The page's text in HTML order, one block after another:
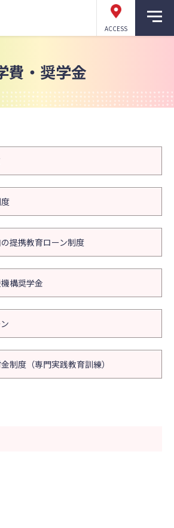
ACCESS
費・奨学金
提携教育ローン制度
構奨学金
制度（専門実践教育訓練）